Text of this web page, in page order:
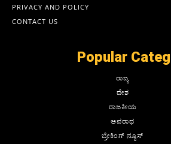
PRIVACY AND POLICY
CONTACT US
Popular
ರಾಜ್ಯ
ದೇಶ
ರಾಜಕೀಯ
ಅಪರಾಧ
ಬ್ರೇಕಿಂಗ್ ನ್ಯೂಸ್